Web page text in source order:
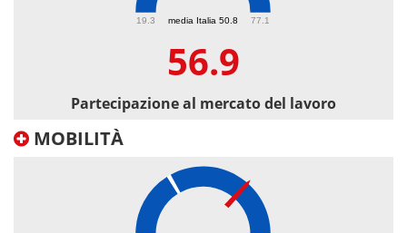
media Italia 50.8
19.3 77.1
56.9
Partecipazione al mercato del lavoro
MOBILITÀ